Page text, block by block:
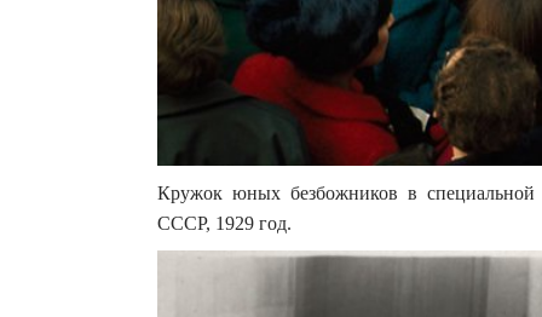
Кружок юных безбожников в
СССР, 1929 год.